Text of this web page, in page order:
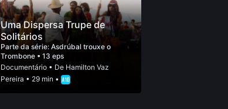
Uma Dispersa Trupe de
Solitários
Parte da série:Asdrúbal trouxe o
Trombone • 13 eps
Documentário • De Hamilton Vaz
Pereira • 29 min •